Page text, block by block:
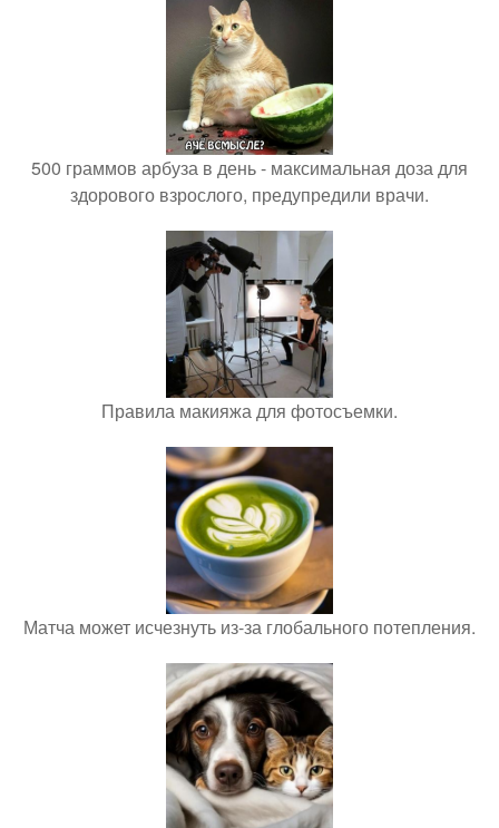
500 граммов арбуза в день - максимальная доза для
здорового взрослого, предупредили врачи.
Правила макияжа для фотосъемки.
Матча может исчезнуть из-за глобального потепления.